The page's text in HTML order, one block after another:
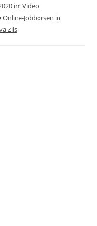
im Video
Online-Jobbörsen in
Zils